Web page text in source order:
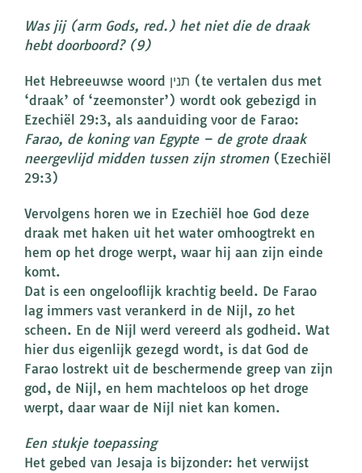
Was jij (arm Gods, red.) het niet die de draak
hebt doorboord? (9)
Het Hebreeuwse woord תנין (te vertalen dus met
‘draak’ of ‘zeemonster’) wordt ook gebezigd in
Ezechiël 29:3, als aanduiding voor de Farao:
Farao, de koning van Egypte – de grote draak
neergevlijd midden tussen zijn stromen (Ezechiël
29:3)
Vervolgens horen we in Ezechiël hoe God deze
draak met haken uit het water omhoogtrekt en
hem op het droge werpt, waar hij aan zijn einde
komt.
Dat is een ongelooflijk krachtig beeld. De Farao
lag immers vast verankerd in de Nijl, zo het
scheen. En de Nijl werd vereerd als godheid. Wat
hier dus eigenlijk gezegd wordt, is dat God de
Farao lostrekt uit de beschermende greep van zijn
god, de Nijl, en hem machteloos op het droge
werpt, daar waar de Nijl niet kan komen.
Een stukje toepassing
Het gebed van Jesaja is bijzonder: het verwijst